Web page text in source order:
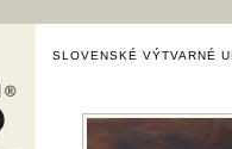
SLOVENSKÉ VÝTVARNÉ